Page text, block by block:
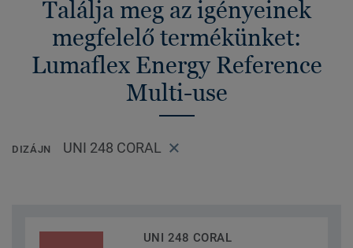
Találja meg az igényeinek
megfelelő termékünket:
Lumaflex Energy Reference
Multi-use
DIZÁJN UNI 248 CORAL
UNI 248 CORAL